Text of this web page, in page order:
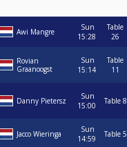
Awi Mangre
Sun
15:28
Table
26
Rovian
Graanoogst
Sun
15:14
Table
11
Danny Pietersz
Sun
15:00
Table 8
Jacco Wieringa
Sun
14:59
Table 5